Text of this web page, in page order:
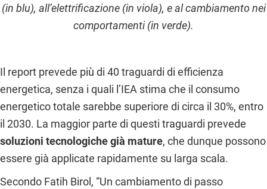
(in blu), all’elettrificazione (in viola), e al cambiamento nei
comportamenti (in verde).
Il report prevede più di 40 traguardi di efficienza
energetica, senza i quali l’IEA stima che il consumo
energetico totale sarebbe superiore di circa il 30%, entro
il 2030. La maggior parte di questi traguardi prevede
soluzioni tecnologiche già mature, che dunque possono
essere già applicate rapidamente su larga scala.
Secondo Fatih Birol, “Un cambiamento di passo